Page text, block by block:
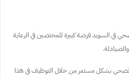
في السويد فرصة كبيرة للمختصين في الرعاية
الصحي بشكل مستمر من خلال التوظيف في هذا